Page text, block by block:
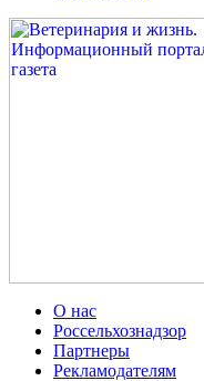
О нас
Россельхознадзор
Партнеры
Рекламодателям